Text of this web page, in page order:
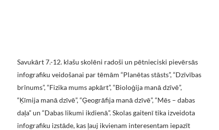
Savukārt 7.-12. klašu skolēni radoši un pētnieciski pievērsās
infografiku veidošanai par tēmām “Planētas stāsts”, “Dzīvības
brīnums”, “Fizika mums apkārt”, “Bioloģija manā dzīvē”,
“Ķīmija manā dzīvē”, “Ģeogrāfija manā dzīvē”, “Mēs – dabas
daļa” un “Dabas likumi ikdienā”. Skolas gaitenī tika izveidota
infografiku izstāde, kas ļauj ikvienam interesentam iepazīt